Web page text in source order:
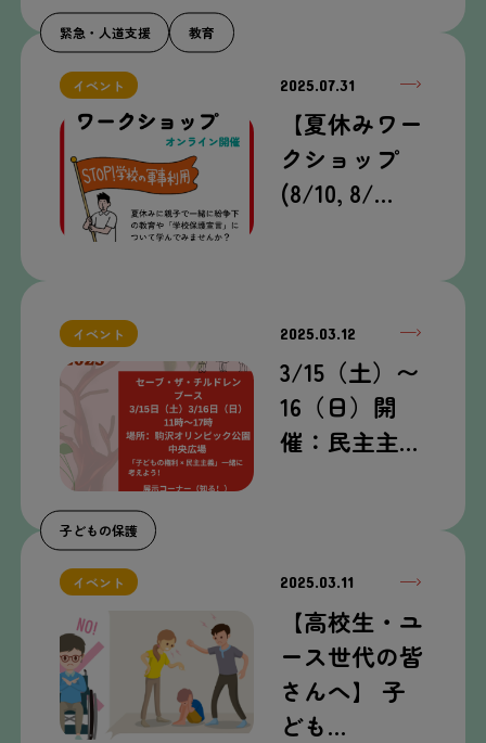
緊急・人道支援 教育
イベント 2025.07.31
【夏休みワー
クショップ
(8/10, 8/…
イベント 2025.03.12
3/15（土）〜
16（日）開
催：民主主…
子どもの保護
イベント 2025.03.11
【高校生・ユ
ース世代の皆
さんへ】 子
ども…